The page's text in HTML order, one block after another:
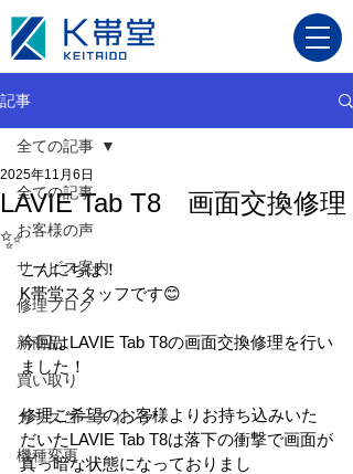
記事
全ての記事
お客様の声
サービス案内
修理ブログ
新商品
買い取り
ガラスコーティング
機種変更
全ての記事
LAVIE Tab T8 画面交換修理
✨
2025年11月6日
こんにちは！
K帯堂スタッフです😊
今回はLAVIE Tab T8の画面交換修理を行い
ました！
修理ご希望のお客様よりお持ち込みいた
だいたLAVIE Tab T8は落下の衝撃で画面が
真っ暗な状態になっておりまし